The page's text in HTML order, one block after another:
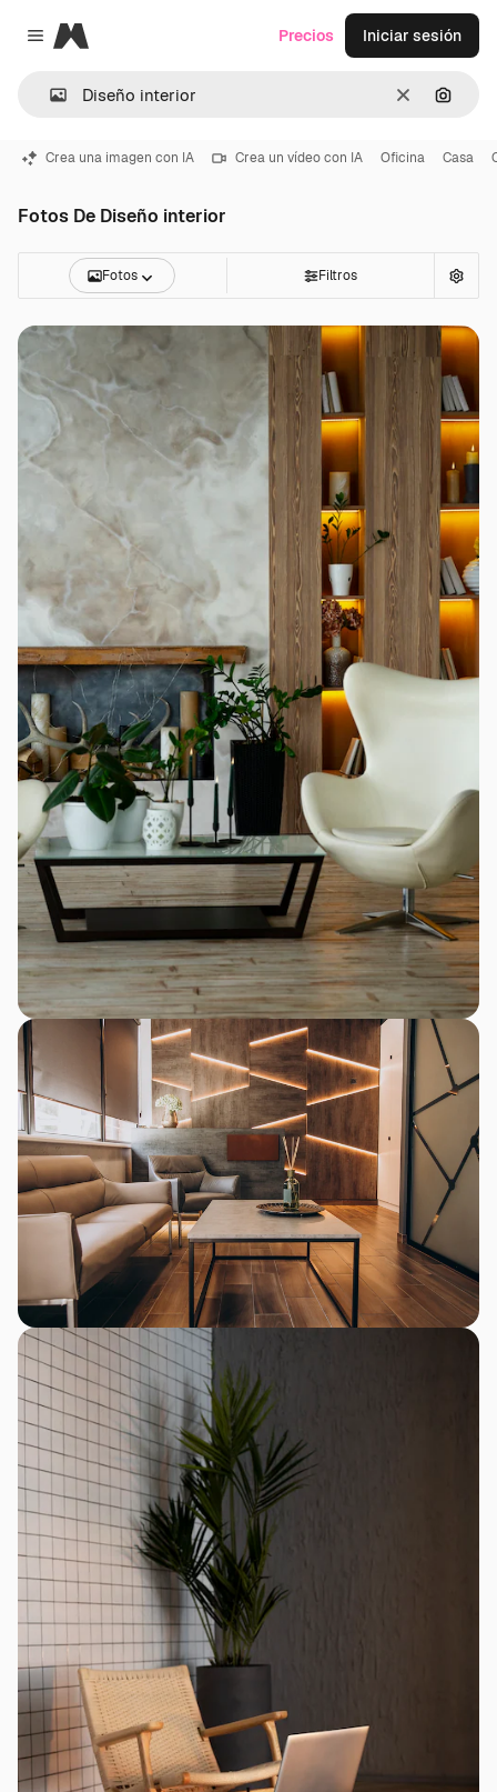
Close menu
Magnific
Borrar
Precios Iniciar sesión
Crea una imagen con IA Crea un vídeo con IA Oficina Casa
Fotos De Diseño interior
Fotos Filtros